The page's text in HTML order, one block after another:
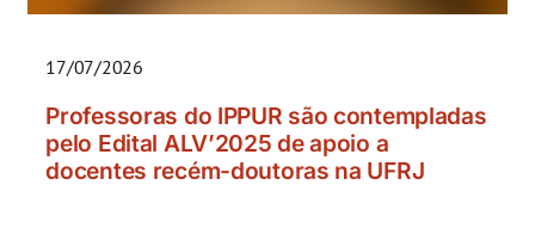
17/07/2026
Professoras do IPPUR são contempladas
pelo Edital ALV’2025 de apoio a
docentes recém-doutoras na UFRJ